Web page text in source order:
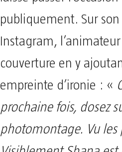
publiquement. Sur
Instagram,
couverture en y
empreinte d’ironie : «
prochaine fois, dosez
photomontage. Vu